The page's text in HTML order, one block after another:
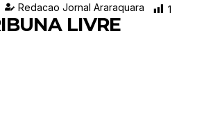
Redacao Jornal Araraquara 1
LIVRE